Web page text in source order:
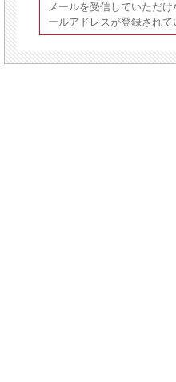
メールを受信していただ
ールアドレスが登録されて